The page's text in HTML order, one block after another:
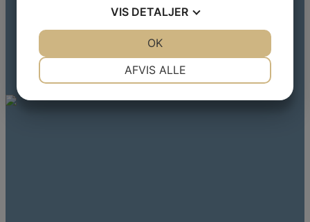
VIS DETALJER
AFVIS ALLE
OK